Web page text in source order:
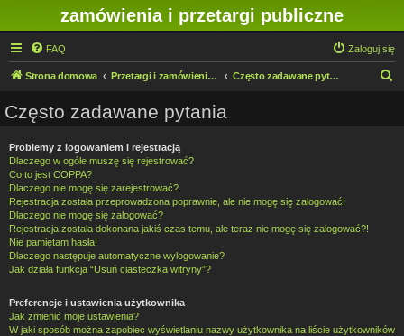
zamówienia i przetargi publiczne
FAQ Zaloguj się
Strona domowa Przetargi i zamówienia publiczne w IMN O/Legnica Często zadawane pytania
Często zadawane pytania
Problemy z logowaniem i rejestracją
Dlaczego w ogóle muszę się rejestrować?
Co to jest COPPA?
Dlaczego nie mogę się zarejestrować?
Rejestracja została przeprowadzona poprawnie, ale nie mogę się zalogować!
Dlaczego nie mogę się zalogować?
Rejestracja została dokonana jakiś czas temu, ale teraz nie mogę się zalogować?!
Nie pamiętam hasła!
Dlaczego następuje automatyczne wylogowanie?
Jak działa funkcja “Usuń ciasteczka witryny”?
Preferencje i ustawienia użytkownika
Jak zmienić moje ustawienia?
W jaki sposób można zapobiec wyświetlaniu nazwy użytkownika na liście użytkowników